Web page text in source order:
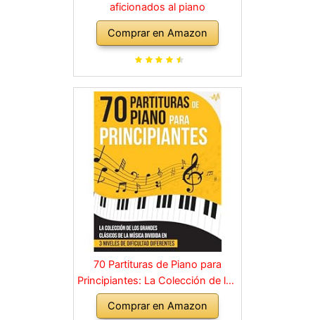
aficionados al piano
Comprar en Amazon
70 Partituras de Piano para
Principiantes: La Colección de los
Grandes Clásicos de la Música
dividida en 3 Niveles de dificultad
Comprar en Amazon